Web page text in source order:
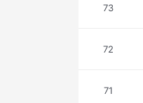
73
72
71